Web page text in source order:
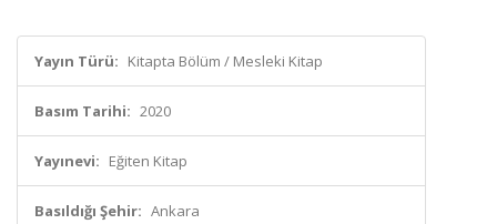
Yayın Türü: Kitapta Bölüm / Mesleki Kitap
Basım Tarihi: 2020
Yayınevi: Eğiten Kitap
Basıldığı Şehir: Ankara